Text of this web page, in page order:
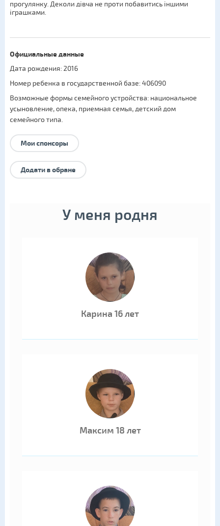
прогулянку. Деколи дівча не проти побавитись іншими
іграшками.
Официальные данные
Дата рождения: 2016
Номер ребенка в государственной базе: 406090
Возможные формы семейного устройства: национальное
усыновление,опека, приемная семья,детский дом
семейного типа.
Мои спонсоры
Додати в обране
У меня родня
Карина 16 лет
Максим 18 лет